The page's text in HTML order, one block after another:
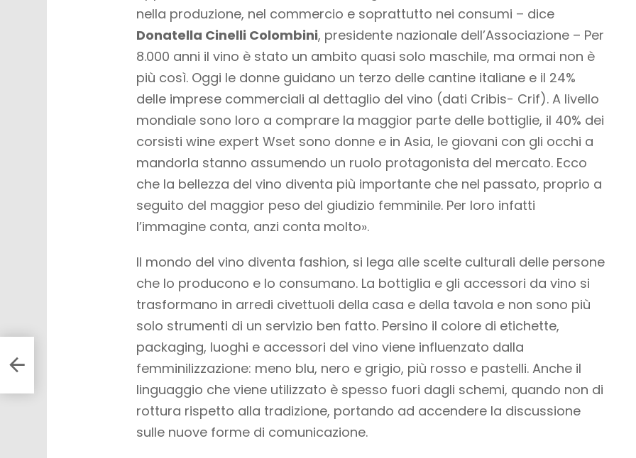
nella produzione, nel commercio e soprattutto nei consumi – dice
Donatella Cinelli Colombini, presidente nazionale dell’Associazione – Per
8.000 anni il vino è stato un ambito quasi solo maschile, ma ormai non è
più così. Oggi le donne guidano un terzo delle cantine italiane e il 24%
delle imprese commerciali al dettaglio del vino (dati Cribis- Crif). A livello
mondiale sono loro a comprare la maggior parte delle bottiglie, il 40% dei
corsisti wine expert Wset sono donne e in Asia, le giovani con gli occhi a
mandorla stanno assumendo un ruolo protagonista del mercato. Ecco
che la bellezza del vino diventa più importante che nel passato, proprio a
seguito del maggior peso del giudizio femminile. Per loro infatti
l’immagine conta, anzi conta molto».
Il mondo del vino diventa fashion, si lega alle scelte culturali delle persone
che lo producono e lo consumano. La bottiglia e gli accessori da vino si
trasformano in arredi civettuoli della casa e della tavola e non sono più
solo strumenti di un servizio ben fatto. Persino il colore di etichette,
packaging, luoghi e accessori del vino viene influenzato dalla
femminilizzazione: meno blu, nero e grigio, più rosso e pastelli. Anche il
linguaggio che viene utilizzato è spesso fuori dagli schemi, quando non di
rottura rispetto alla tradizione, portando ad accendere la discussione
sulle nuove forme di comunicazione.